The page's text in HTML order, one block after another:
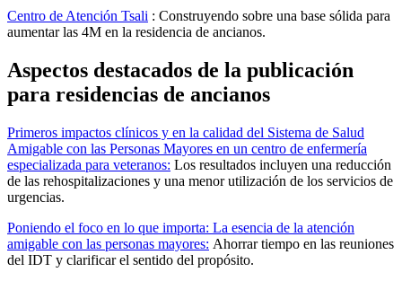
Centro de Atención Tsali : Construyendo sobre una base sólida para
aumentar las 4M en la residencia de ancianos.
Aspectos destacados de la publicación
para residencias de ancianos
Primeros impactos clínicos y en la calidad del Sistema de Salud
Amigable con las Personas Mayores en un centro de enfermería
especializada para veteranos: Los resultados incluyen una reducción
de las rehospitalizaciones y una menor utilización de los servicios de
urgencias.
Poniendo el foco en lo que importa: La esencia de la atención
amigable con las personas mayores: Ahorrar tiempo en las reuniones
del IDT y clarificar el sentido del propósito.